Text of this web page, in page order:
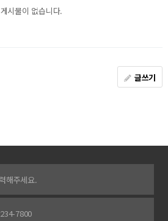
게시물이 없습니다.
글쓰기